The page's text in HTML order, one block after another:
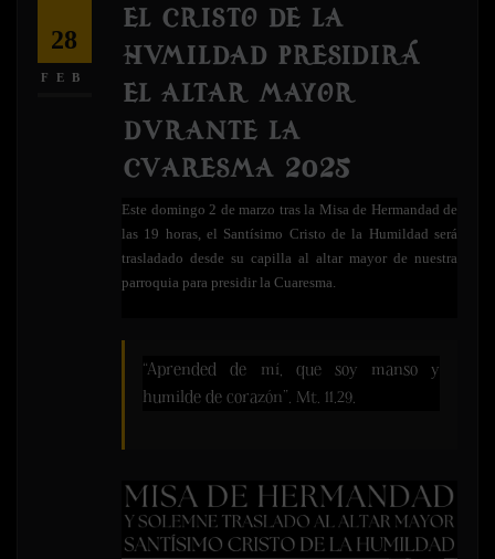
28
FEB
EL CRISTO DE LA
HUMILDAD PRESIDIRÁ
EL ALTAR MAYOR
DURANTE LA
CUARESMA 2025
Este domingo 2 de marzo tras la Misa de Hermandad de
las 19 horas, el Santísimo Cristo de la Humildad será
trasladado desde su capilla al altar mayor de nuestra
parroquia para presidir la Cuaresma.
“Aprended de mí, que soy manso y
humilde de corazón”. Mt. 11.29.